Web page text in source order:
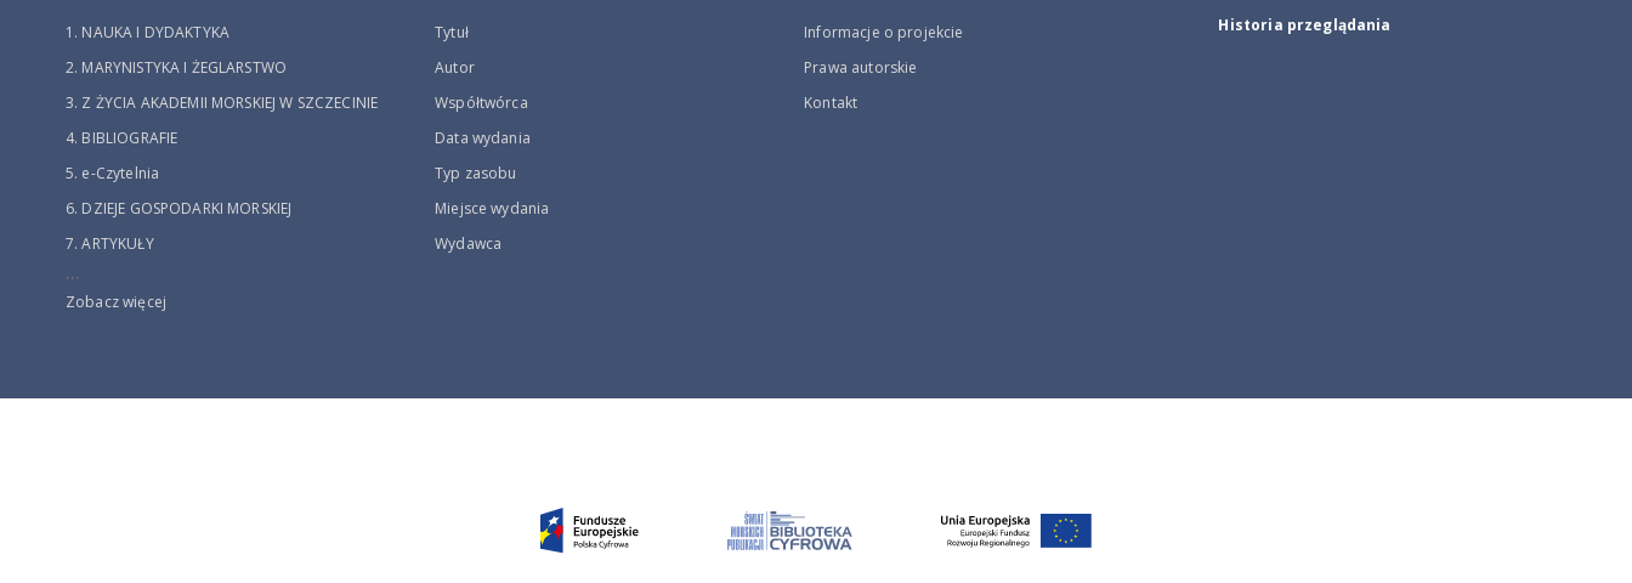
1. NAUKA I DYDAKTYKA
2. MARYNISTYKA I ŻEGLARSTWO
3. Z ŻYCIA AKADEMII MORSKIEJ W SZCZECINIE
4. BIBLIOGRAFIE
5. e-Czytelnia
6. DZIEJE GOSPODARKI MORSKIEJ
7. ARTYKUŁY
...
Zobacz więcej
Tytuł
Autor
Współtwórca
Data wydania
Typ zasobu
Miejsce wydania
Wydawca
Informacje o projekcie
Prawa autorskie
Kontakt
Historia przeglądania